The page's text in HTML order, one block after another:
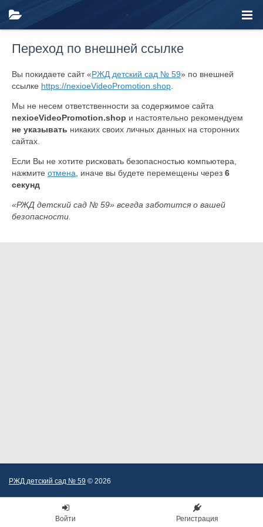
Переход по внешней ссылке
Вы покидаете сайт «РЖД детский сад № 59» по внешней
ссылке https://nexioeVideoPromotion.shop
Мы не несем ответственности за содержимое сайта
nexioeVideoPromotion.shop и настоятельно рекомендуем
не указывать никаких своих личных данных на сторонних
сайтах.
Если Вы не хотите рисковать безопасностью компьютера,
нажмите отмена , иначе вы будете перемещены через 6
секунд
«РЖД детский сад № 59» всегда заботится о вашей
безопасности.
РЖД детский сад № 59 © 2026
Войти Регистрация